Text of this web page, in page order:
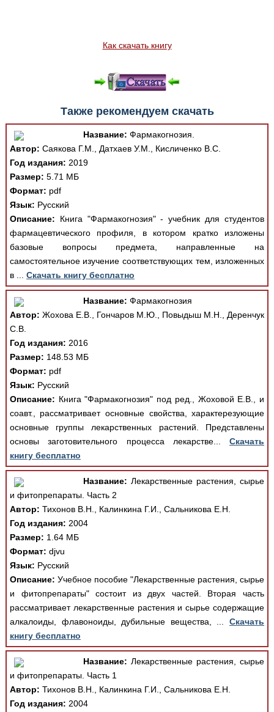
Как скачать книгу
Также рекомендуем скачать
Название: Фармакогнозия.
Автор: Саякова Г.М., Датхаев У.М., Кисличенко В.С.
Год издания: 2019
Размер: 5.71 МБ
Формат: pdf
Язык: Русский
Описание: Книга "Фармакогнозия" - учебник для студентов
фармацевтического профиля, в котором кратко изложены
базовые вопросы предмета, направленные на
самостоятельное изучение соответствующих тем, изложенных
в ... Скачать книгу бесплатно
Название: Фармакогнозия
Автор: Жохова Е.В., Гончаров М.Ю., Повыдыш М.Н., Деренчук
С.В.
Год издания: 2016
Размер: 148.53 МБ
Формат: pdf
Язык: Русский
Описание: Книга "Фармакогнозия" под ред., Жоховой Е.В., и
соавт., рассматривает основные свойства, характерезующие
основные группы лекарственных растений. Представлены
основы заготовительного процесса лекарстве...Скачать
книгу бесплатно
Название: Лекарственные растения, сырье
и фитопрепараты. Часть 2
Автор: Тихонов В.Н., Калинкина Г.И., Сальникова Е.Н.
Год издания: 2004
Размер: 1.64 МБ
Формат: djvu
Язык: Русский
Описание: Учебное пособие "Лекарственные растения, сырье
и фитопрепараты" состоит из двух частей. Вторая часть
рассматривает лекарственные растения и сырье содержащие
алкалоиды, флавоноиды, дубильные вещества, ...Скачать
книгу бесплатно
Название: Лекарственные растения, сырье
и фитопрепараты. Часть 1
Автор: Тихонов В.Н., Калинкина Г.И., Сальникова Е.Н.
Год издания: 2004